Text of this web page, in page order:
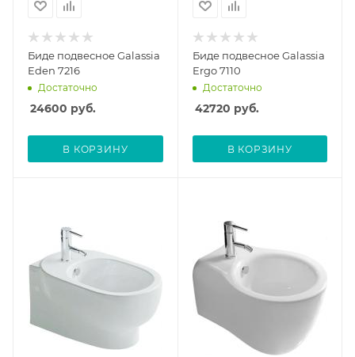
Биде подвесное Galassia
Eden 7216
Достаточно
24600 руб.
В КОРЗИНУ
Биде подвесное Galassia
Ergo 7110
Достаточно
42720 руб.
В КОРЗИНУ